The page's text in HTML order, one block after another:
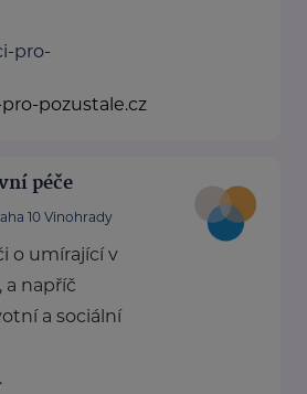
pro-
pozustale.cz
péče
10 Vinohrady
o umírající v
a napříč
a sociální